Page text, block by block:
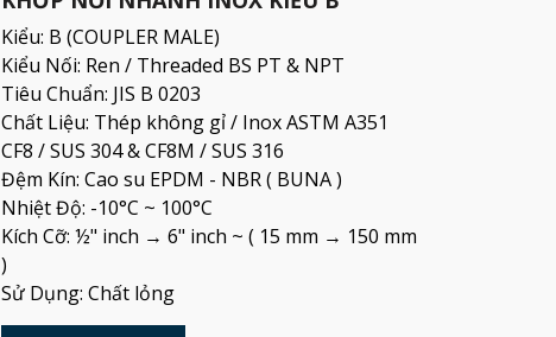
Kiểu: B (COUPLER MALE)
Kiểu Nối: Ren / Threaded BS PT & NPT
Tiêu Chuẩn: JIS B 0203
Chất Liệu: Thép không gỉ / Inox ASTM A351
CF8 / SUS 304 & CF8M / SUS 316
Đệm Kín: Cao su EPDM - NBR ( BUNA )
Nhiệt Độ: -10°C ~ 100°C
Kích Cỡ: ½" inch → 6" inch ~ ( 15 mm → 150 mm
)
Sử Dụng: Chất lỏng